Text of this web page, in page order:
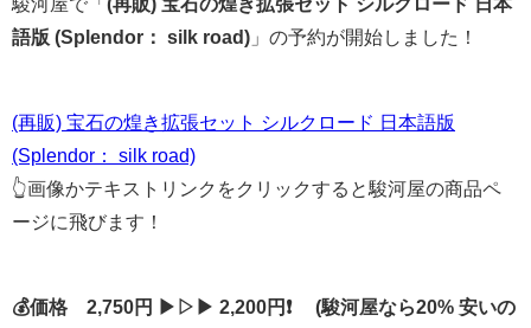
語版 (Splendor： silk road) 」の予約が開始しました！
(再販) 宝石の煌き拡張セット シルクロード 日本語版
(Splendor： silk road)
👆画像かテキストリンクをクリックすると駿河屋の商品ペ
ージに飛びます！
💰価格 2,750円 ▶▷▶ 2,200円❗ (駿河屋なら20% 安いの